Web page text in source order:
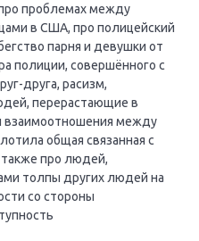
проблемах между
в США, про полицейский
парня и девушки от
полиции, совершённого с
друга, расизм,
перерастающие в
взаимоотношения между
общая связанная с
про людей,
толпы других людей на
со стороны